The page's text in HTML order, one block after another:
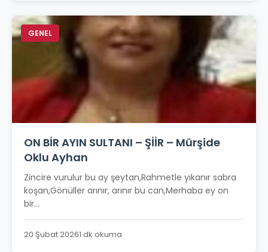
GENEL
ON BİR AYIN SULTANI – ŞİİR – Mürşide
Oklu Ayhan
Zincire vurulur bu ay şeytan,Rahmetle yıkanır sabra
koşan,Gönüller arınır, arınır bu can,Merhaba ey on
bir...
20 Şubat 20261 dk okuma